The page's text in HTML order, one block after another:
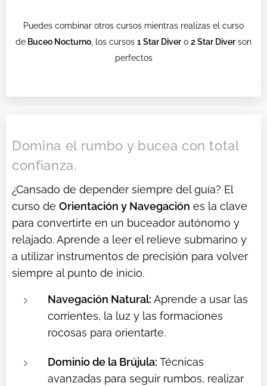
Puedes combinar otros cursos mientras realizas el curso
de Buceo Nocturno, los cursos 1 Star Diver o 2 Star Diver son
perfectos
Domina el rumbo y bucea con total
confianza.
¿Cansado de depender siempre del guía? El
curso de Orientación y Navegación es la clave
para convertirte en un buceador autónomo y
relajado. Aprende a leer el relieve submarino y
a utilizar instrumentos de precisión para volver
siempre al punto de inicio.
Navegación Natural: Aprende a usar las
corrientes, la luz y las formaciones
rocosas para orientarte.
Dominio de la Brújula: Técnicas
avanzadas para seguir rumbos, realizar